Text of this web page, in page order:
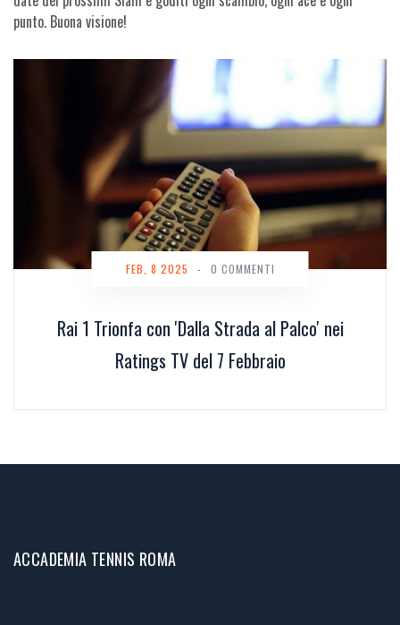
punto. Buona visione!
Rai 1 Trionfa con 'Dalla Strada al Palco' nei
Ratings TV del 7 Febbraio
FEB, 8 2025 - 0 COMMENTI
ACCADEMIA TENNIS ROMA